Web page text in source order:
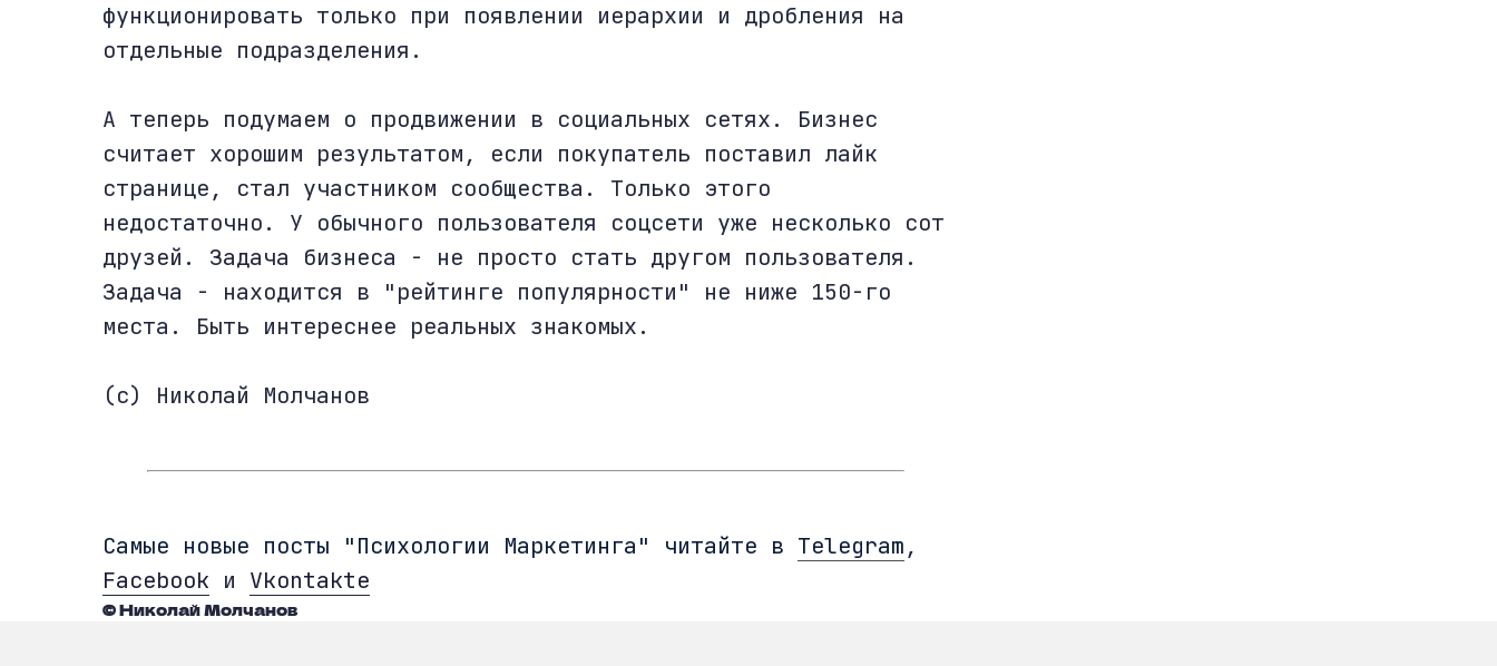
функционировать только при появлении иерархии и дробления на
отдельные подразделения.
А теперь подумаем о продвижении в социальных сетях. Бизнес
считает хорошим результатом, если покупатель поставил лайк
странице, стал участником сообщества. Только этого
недостаточно. У обычного пользователя соцсети уже несколько сот
друзей. Задача бизнеса - не просто стать другом пользователя.
Задача - находится в "рейтинге популярности" не ниже 150-го
места. Быть интереснее реальных знакомых.
(c) Николай Молчанов
Cамые новые посты "Психологии Маркетинга" читайте в Telegram,
Facebook и Vkontakte
© Николай Молчанов